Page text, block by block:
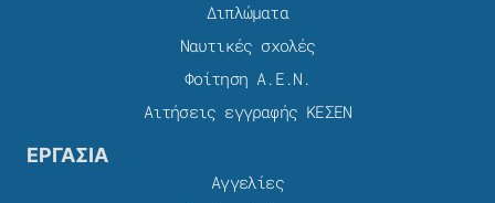
Διπλώματα
Ναυτικές σχολές
Φοίτηση Α.Ε.Ν.
Αιτήσεις εγγραφής ΚΕΣΕΝ
ΕΡΓΑΣΙΑ
Αγγελίες